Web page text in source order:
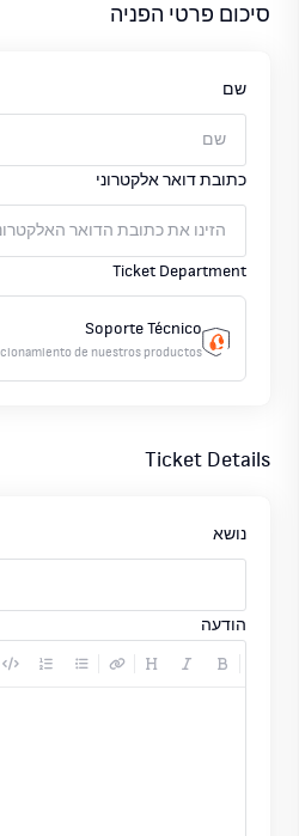
סיכום פרטי הפניה
שם
כתובת דואר אלקטרוני
Ticket Department
Soporte Técnico
de nuestros productos.
Ticket Details
נושא
הודעה